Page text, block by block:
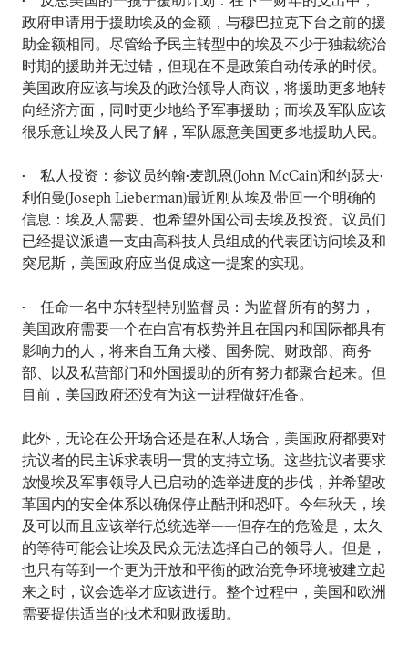
政府申请用于援助埃及的金额，与穆巴拉克下台之前的援
助金额相同。尽管给予民主转型中的埃及不少于独裁统治
时期的援助并无过错，但现在不是政策自动传承的时候。
美国政府应该与埃及的政治领导人商议，将援助更多地转
向经济方面，同时更少地给予军事援助；而埃及军队应该
很乐意让埃及人民了解，军队愿意美国更多地援助人民。
• 私人投资：参议员约翰•麦凯恩(John McCain)和约瑟夫•
利伯曼(Joseph Lieberman)最近刚从埃及带回一个明确的
信息：埃及人需要、也希望外国公司去埃及投资。议员们
已经提议派遣一支由高科技人员组成的代表团访问埃及和
突尼斯，美国政府应当促成这一提案的实现。
• 任命一名中东转型特别监督员：为监督所有的努力，
美国政府需要一个在白宫有权势并且在国内和国际都具有
影响力的人，将来自五角大楼、国务院、财政部、商务
部、以及私营部门和外国援助的所有努力都聚合起来。但
目前，美国政府还没有为这一进程做好准备。
此外，无论在公开场合还是在私人场合，美国政府都要对
抗议者的民主诉求表明一贯的支持立场。这些抗议者要求
放慢埃及军事领导人已启动的选举进度的步伐，并希望改
革国内的安全体系以确保停止酷刑和恐吓。今年秋天，埃
及可以而且应该举行总统选举——但存在的危险是，太久
的等待可能会让埃及民众无法选择自己的领导人。但是，
也只有等到一个更为开放和平衡的政治竞争环境被建立起
来之时，议会选举才应该进行。整个过程中，美国和欧洲
需要提供适当的技术和财政援助。